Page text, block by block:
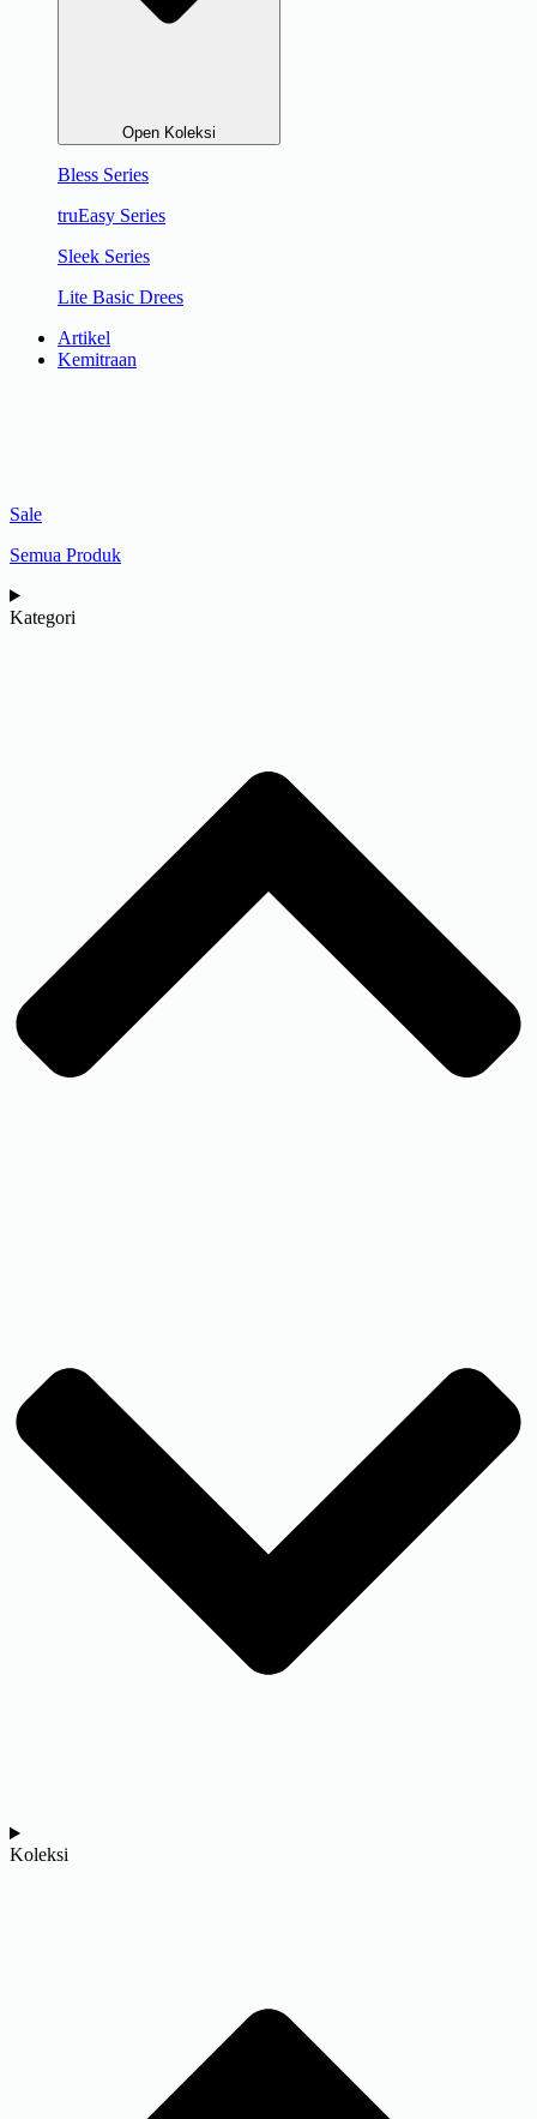
Open Koleksi
Bless Series
truEasy Series
Sleek Series
Lite Basic Drees
Artikel
Kemitraan
Sale
Semua Produk
Kategori
Koleksi